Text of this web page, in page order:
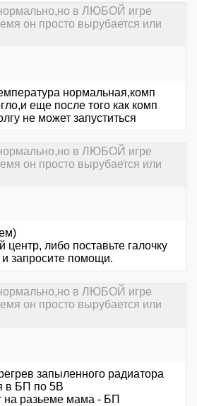
в ЛЮБОЙ игре
он просто вырубается или
нормальная,комп
еще после того как комп
не может запуститься
в ЛЮБОЙ игре
он просто вырубается или
центр, либо поставьте галочку
запросите помощи.
в ЛЮБОЙ игре
он просто вырубается или
запыленного радиатора
в БП по 5В
на разьеме мама - БП